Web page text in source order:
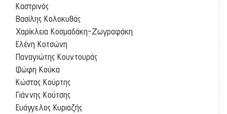
Καστρινός
Βασίλης Κολοκυθάς
Χαρίκλεια Κοσμαδάκη-Ζωγραφάκη
Ελένη Κοτσώνη
Παναγιώτης Κουντουράς
Φώφη Κούκα
Κώστας Κούρτης
Γιάννης Κούτσης
Ευάγγελος Κυριαζής